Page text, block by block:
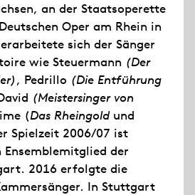
an der Staatsoperette
Oper am Rhein in
sich der Sänger
wie Steuermann (Der
, Pedrillo (Die Entführung
(Meistersinger von
(Das Rheingoldund
Spielzeit 2006/07 ist
der
2016 erfolgte die
In Stuttgart